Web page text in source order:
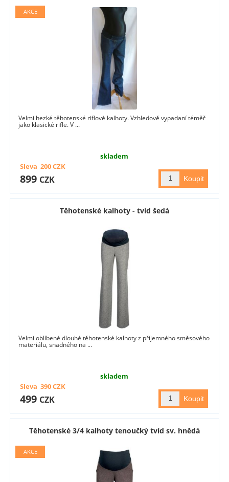
Velmi hezké těhotenské riflové kalhoty. Vzhledově vypadaní téměř
jako klasické rifle. V ...
skladem
899 CZK
Sleva 200CZK
Těhotenské kalhoty - tvíd šedá
Velmi oblíbené dlouhé těhotenské kalhoty z příjemného směsového
materiálu, snadného na ...
skladem
499 CZK
Sleva 390CZK
Těhotenské 3/4 kalhoty tenoučký tvíd sv. hnědá